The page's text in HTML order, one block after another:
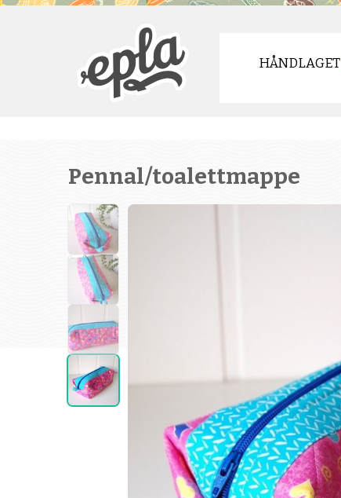
HÅNDLAGET
Pennal/toalettmappe